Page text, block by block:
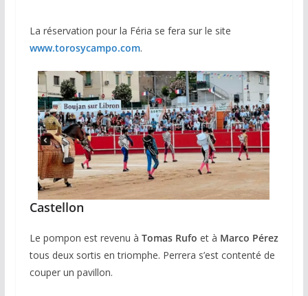
La réservation pour la Féria se fera sur le site
www.torosycampo.com.
Castellon
Le pompon est revenu à Tomas Rufo et à Marco Pérez
tous deux sortis en triomphe. Perrera s’est contenté de
couper un pavillon.